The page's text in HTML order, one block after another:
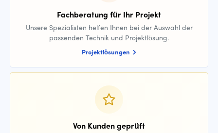
Fachberatung für Ihr Projekt
Unsere Spezialisten helfen Ihnen bei der Auswahl der
passenden Technik und Projektlösung.
Projektlösungen
Von Kunden geprüft